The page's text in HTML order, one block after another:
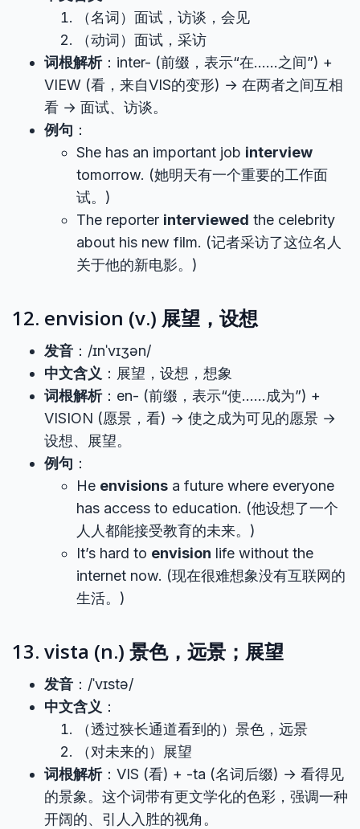
（名词）面试，访谈，会见
（动词）面试，采访
词根解析：inter- (前缀，表示“在……之间”) +
VIEW (看，来自VIS的变形) → 在两者之间互相
看 → 面试、访谈。
例句 ：
She has an important job interview
tomorrow. (她明天有一个重要的工作面
试。)
The reporter interviewed the celebrity
about his new film. (记者采访了这位名人
关于他的新电影。)
12. envision (v.) 展望，设想
发音 ：/ɪnˈvɪʒən/
中文含义 ：展望，设想，想象
词根解析：en- (前缀，表示“使……成为”) +
VISION (愿景，看) → 使之成为可见的愿景 →
设想、展望。
例句 ：
He envisions a future where everyone
has access to education. (他设想了一个
人人都能接受教育的未来。)
It’s hard to envision life without the
internet now. (现在很难想象没有互联网的
生活。)
13. vista (n.) 景色，远景；展望
发音 ：/ˈvɪstə/
中文含义 ：
（透过狭长通道看到的）景色，远景
（对未来的）展望
词根解析：VIS (看) + -ta (名词后缀) → 看得见
的景象。这个词带有更文学化的色彩，强调一种
开阔的、引人入胜的视角。